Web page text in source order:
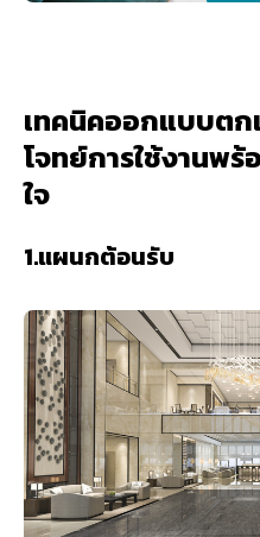
เทคนิคออกแบบตก
โจทย์การใช้งานพร้
ใจ
1.แผนกต้อนรับ